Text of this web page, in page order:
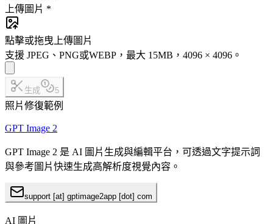
上傳圖片 *
點擊或拖曳上傳圖片
支援 JPEG、PNG或WEBP，最大 15MB，4096 × 4096。
生成 5
照片修復範例
GPT Image 2
GPT Image 2 是 AI 圖片生成與編輯平台，可透過文字提示詞
與參考圖片快速生成高解析度視覺內容。
support [at] gptimage2app [dot] com
AI 圖片